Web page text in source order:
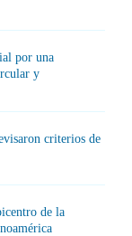
por una
y
criterios de
de la